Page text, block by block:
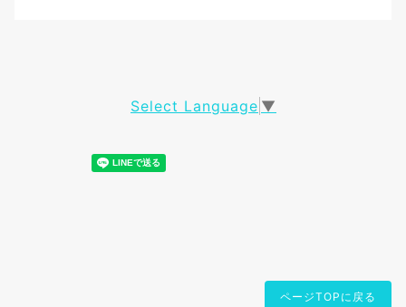
Select Language ▼
ページTOPに戻る